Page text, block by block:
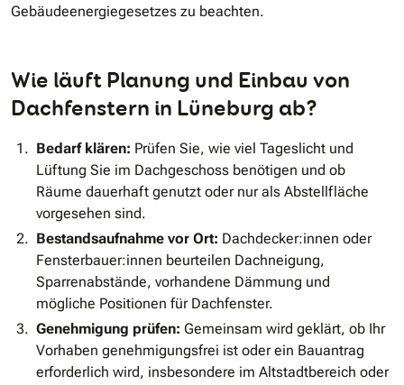
Gebäudeenergiegesetzes zu beachten.
Wie läuft Planung und Einbau von
Dachfenstern in Lüneburg ab?
Bedarf klären: Prüfen Sie, wie viel Tageslicht und
Lüftung Sie im Dachgeschoss benötigen und ob
Räume dauerhaft genutzt oder nur als Abstellfläche
vorgesehen sind.
Bestandsaufnahme vor Ort: Dachdecker:innen oder
Fensterbauer:innen beurteilen Dachneigung,
Sparrenabstände, vorhandene Dämmung und
mögliche Positionen für Dachfenster.
Genehmigung prüfen: Gemeinsam wird geklärt, ob Ihr
Vorhaben genehmigungsfrei ist oder ein Bauantrag
erforderlich wird, insbesondere im Altstadtbereich oder